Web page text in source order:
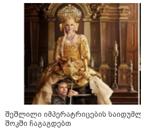
18:35 / 08-08-
კატეგორიის ყველა სიახლე
შეშლილი იმპერატრიცების
შოკში ჩაგაგდებთ